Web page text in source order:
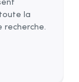
la
recherche.